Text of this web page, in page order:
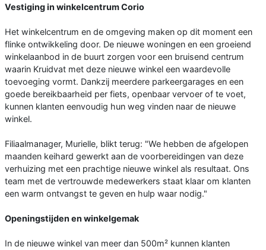
Vestiging in winkelcentrum Corio
Het winkelcentrum en de omgeving maken op dit moment een
flinke ontwikkeling door. De nieuwe woningen en een groeiend
winkelaanbod in de buurt zorgen voor een bruisend centrum
waarin Kruidvat met deze nieuwe winkel een waardevolle
toevoeging vormt. Dankzij meerdere parkeergarages en een
goede bereikbaarheid per fiets, openbaar vervoer of te voet,
kunnen klanten eenvoudig hun weg vinden naar de nieuwe
winkel.
Filiaalmanager, Murielle, blikt terug: "We hebben de afgelopen
maanden keihard gewerkt aan de voorbereidingen van deze
verhuizing met een prachtige nieuwe winkel als resultaat. Ons
team met de vertrouwde medewerkers staat klaar om klanten
een warm ontvangst te geven en hulp waar nodig."
Openingstijden en winkelgemak
In de nieuwe winkel van meer dan 500m² kunnen klanten